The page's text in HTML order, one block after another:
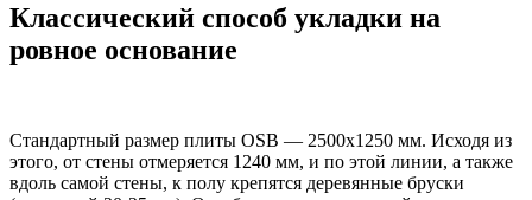
Классический способ укладки на
ровное основание
Стандартный размер плиты OSB — 2500х1250 мм. Исходя из
этого, от стены отмеряется 1240 мм, и по этой линии, а также
вдоль самой стены, к полу крепятся деревянные бруски